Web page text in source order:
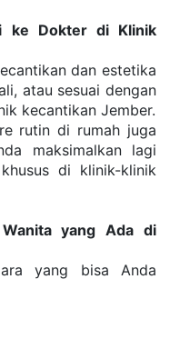
ke Dokter di Klinik
dan estetika
atau sesuai dengan
kecantikan Jember.
rutin di rumah juga
maksimalkan lagi
di klinik-klinik
yang Ada di
yang bisa Anda